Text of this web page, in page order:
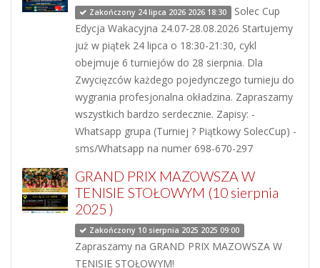
Zakończony 24 lipca 2026 2026 18:30 Solec Cup
Edycja Wakacyjna 24.07-28.08.2026 Startujemy
już w piątek 24 lipca o 18:30-21:30, cykl
obejmuje 6 turniejów do 28 sierpnia. Dla
Zwycięzców każdego pojedynczego turnieju do
wygrania profesjonalna okładzina. Zapraszamy
wszystkich bardzo serdecznie. Zapisy: -
Whatsapp grupa (Turniej ? Piątkowy SolecCup) -
sms/Whatsapp na numer 698-670-297
GRAND PRIX MAZOWSZA W
TENISIE STOŁOWYM (10 sierpnia
2025 )
Zakończony 10 sierpnia 2025 2025 09:00
Zapraszamy na GRAND PRIX MAZOWSZA W
TENISIE STOŁOWYM!